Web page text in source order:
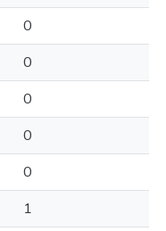
0
0
0
0
0
1